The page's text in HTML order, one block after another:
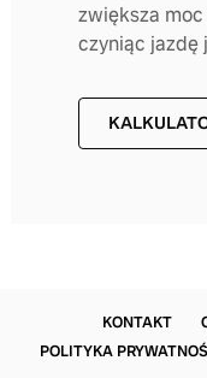
zwiększa
czyniąc jazdę
KONTAKT
POLITYKA